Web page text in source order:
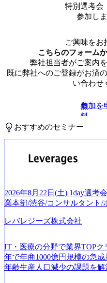
特別選考会
参加し
ご興味をお
こちらのフォーム
弊社担当者がご案内
既に弊社へのご登録がお済
い合わせ
無
料
参加を
おすすめのセミナー
2026年8月22日(土) 1day選考
業本部/渋谷/コンサルタント/
レバレジーズ株式会社
IT・医療の分野で業界TOP
年で年商1000億円規模の急
年齢生産人口減少の課題を